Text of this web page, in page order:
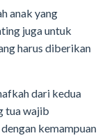
anak yang
juga untuk
harus diberikan
dari kedua
tua wajib
kemampuan